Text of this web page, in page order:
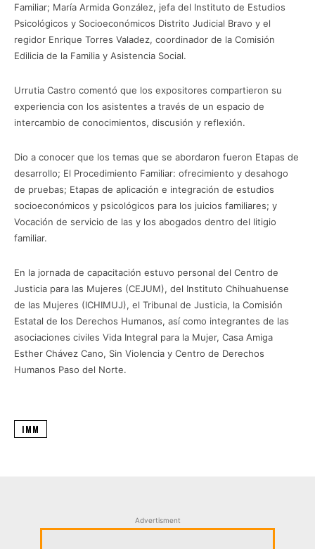
Familiar; María Armida González, jefa del Instituto de Estudios
Psicológicos y Socioeconómicos Distrito Judicial Bravo y el
regidor Enrique Torres Valadez, coordinador de la Comisión
Edilicia de la Familia y Asistencia Social.
Urrutia Castro comentó que los expositores compartieron su
experiencia con los asistentes a través de un espacio de
intercambio de conocimientos, discusión y reflexión.
Dio a conocer que los temas que se abordaron fueron Etapas de
desarrollo; El Procedimiento Familiar: ofrecimiento y desahogo
de pruebas; Etapas de aplicación e integración de estudios
socioeconómicos y psicológicos para los juicios familiares; y
Vocación de servicio de las y los abogados dentro del litigio
familiar.
En la jornada de capacitación estuvo personal del Centro de
Justicia para las Mujeres (CEJUM), del Instituto Chihuahuense
de las Mujeres (ICHIMUJ), el Tribunal de Justicia, la Comisión
Estatal de los Derechos Humanos, así como integrantes de las
asociaciones civiles Vida Integral para la Mujer, Casa Amiga
Esther Chávez Cano, Sin Violencia y Centro de Derechos
Humanos Paso del Norte.
IMM
Advertisment